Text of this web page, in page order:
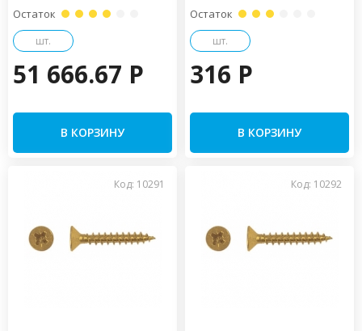
Остаток
шт.
51 666.67 P
В КОРЗИНУ
Остаток
шт.
316 P
В КОРЗИНУ
Код: 10291 Код: 10292